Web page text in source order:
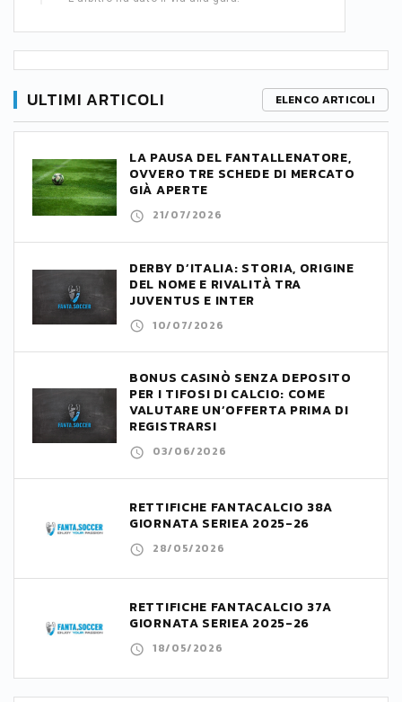
ULTIMI ARTICOLI ELENCO ARTICOLI
LA PAUSA DEL FANTALLENATORE,
OVVERO TRE SCHEDE DI MERCATO
GIÀ APERTE
21/07/2026
DERBY D’ITALIA: STORIA, ORIGINE
DEL NOME E RIVALITÀ TRA
JUVENTUS E INTER
10/07/2026
BONUS CASINÒ SENZA DEPOSITO
PER I TIFOSI DI CALCIO: COME
VALUTARE UN’OFFERTA PRIMA DI
REGISTRARSI
03/06/2026
RETTIFICHE FANTACALCIO 38A
GIORNATA SERIEA 2025-26
28/05/2026
RETTIFICHE FANTACALCIO 37A
GIORNATA SERIEA 2025-26
18/05/2026